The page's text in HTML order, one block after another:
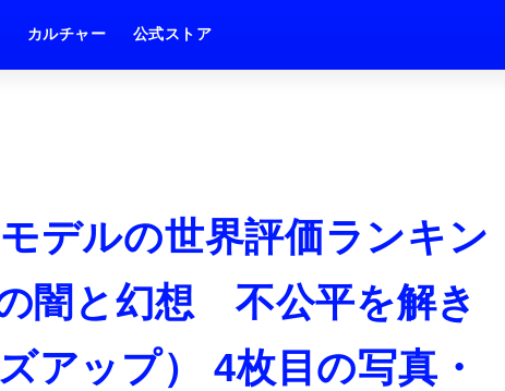
カルチャー 公式ストア
デルの世界評価ランキン
闇と幻想 不公平を解き
アップ） 4枚目の写真・